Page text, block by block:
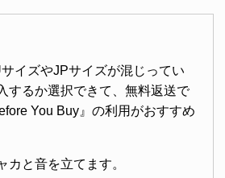
イズやJPサイズが混じってい
するか選択できて、無料返送で
You Buy』の利用がおすすめ
カと音を立てます。